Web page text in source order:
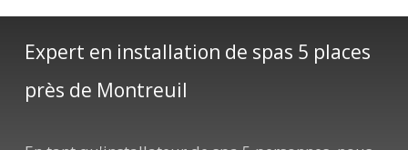
Expert en installation de spas 5 places
près de Montreuil